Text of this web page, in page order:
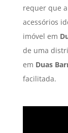
requer que
acessórios
imóvel em
de uma
em Duas
facilitada.